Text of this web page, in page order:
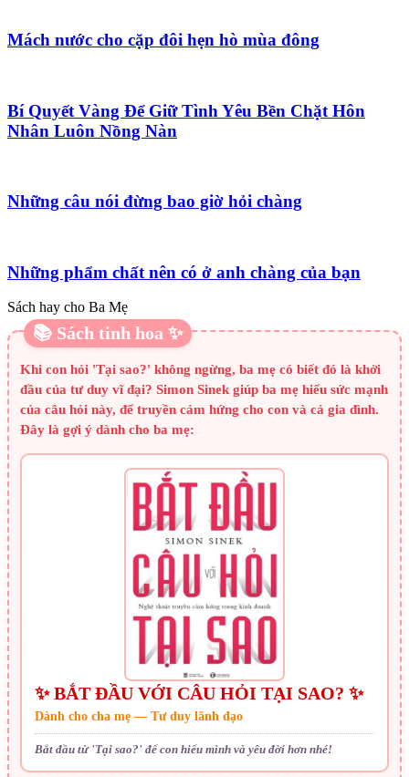
Mách nước cho cặp đôi hẹn hò mùa đông
Bí Quyết Vàng Để Giữ Tình Yêu Bền Chặt Hôn
Nhân Luôn Nồng Nàn
Những câu nói đừng bao giờ hỏi chàng
Những phẩm chất nên có ở anh chàng của bạn
Sách hay cho Ba Mẹ
📚 Sách tinh hoa ✨
Khi con hỏi 'Tại sao?' không ngừng, ba mẹ có biết đó là khởi
đầu của tư duy vĩ đại? Simon Sinek giúp ba mẹ hiểu sức mạnh
của câu hỏi này, để truyền cảm hứng cho con và cả gia đình.
Đây là gợi ý dành cho ba mẹ:
✨ BẮT ĐẦU VỚI CÂU HỎI TẠI SAO? ✨
Dành cho cha mẹ — Tư duy lãnh đạo
Bắt đầu từ 'Tại sao?' để con hiểu mình và yêu đời hơn nhé!